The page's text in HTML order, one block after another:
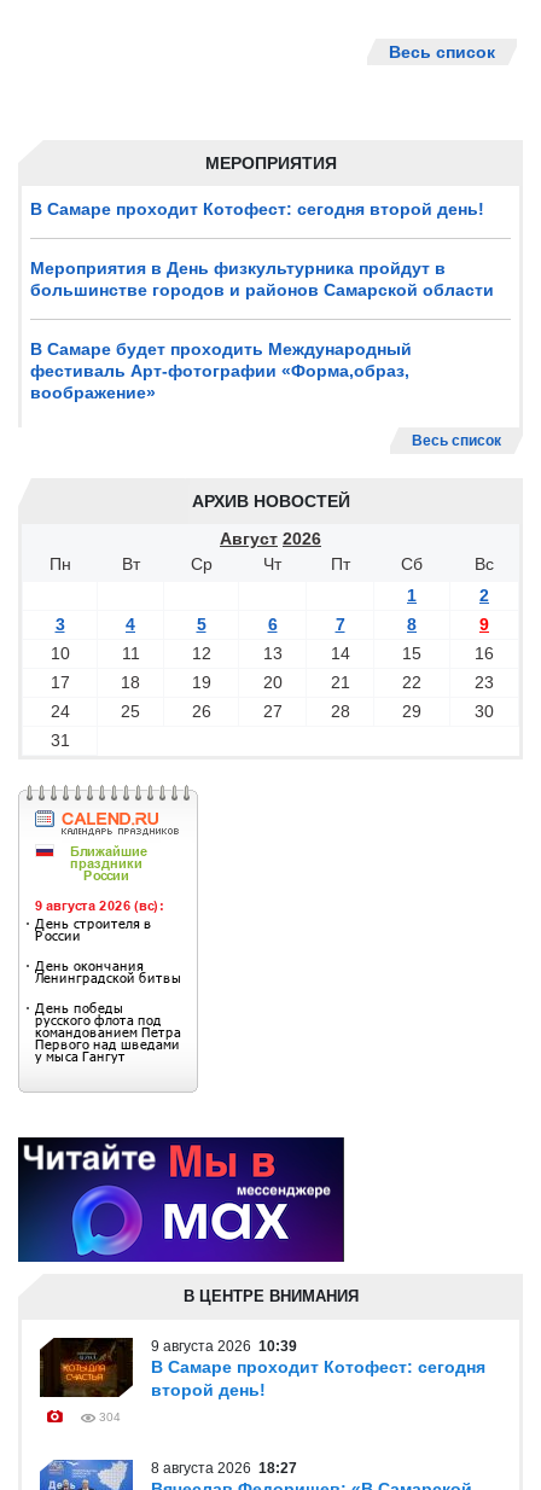
МЕРОПРИЯТИЯ
В Самаре проходит Котофест: сегодня второй день!
Мероприятия в День физкультурника пройдут в
большинстве городов и районов Самарской области
В Самаре будет проходить Международный
фестиваль Арт-фотографии «Форма,образ,
воображение»
Весь список
АРХИВ НОВОСТЕЙ
Август 2026
Пн
Вт Ср Чт Пт Сб
Вс
1
2
3
4 5 6 7 8
9
10
11 12 13 14 15
16
17
18 19 20 21 22
23
24
25 26 27 28 29
30
31
Весь список
В ЦЕНТРЕ ВНИМАНИЯ
9 августа 2026 10:39
В Самаре проходит Котофест: сегодня
второй день!
304
8 августа 2026 18:27